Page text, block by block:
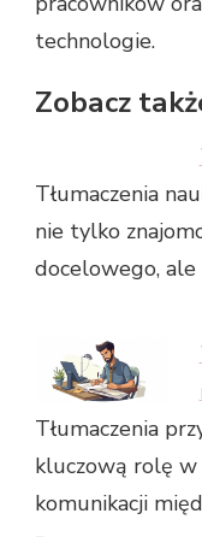
technologie.
Zobacz
Tłumaczenia
nie tylko
docelowego,
Tłumaczenia
kluczową rolę w
komunikacji